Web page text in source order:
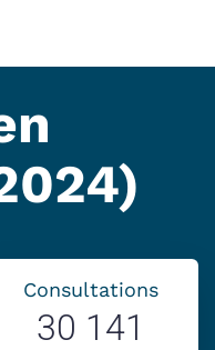
Consultations
30 141